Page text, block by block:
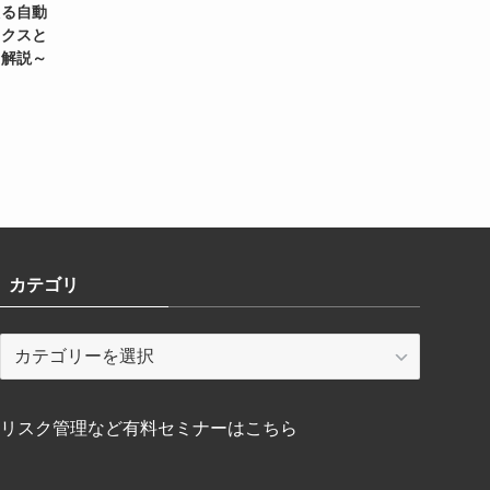
自動
スと
説～
カテゴリ
テ
リ
リスク管理など有料セミナーはこちら